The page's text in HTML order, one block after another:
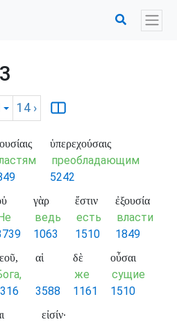
14 ›
ὑπερεχούσαις
преобладающим
5242
Не
γὰρ
ведь
1063
ἔστιν
есть
1510
ἐξουσία
власти
1849
αἱ
3588
δὲ
же
1161
οὖσαι
сущие
1510
εἰσίν·